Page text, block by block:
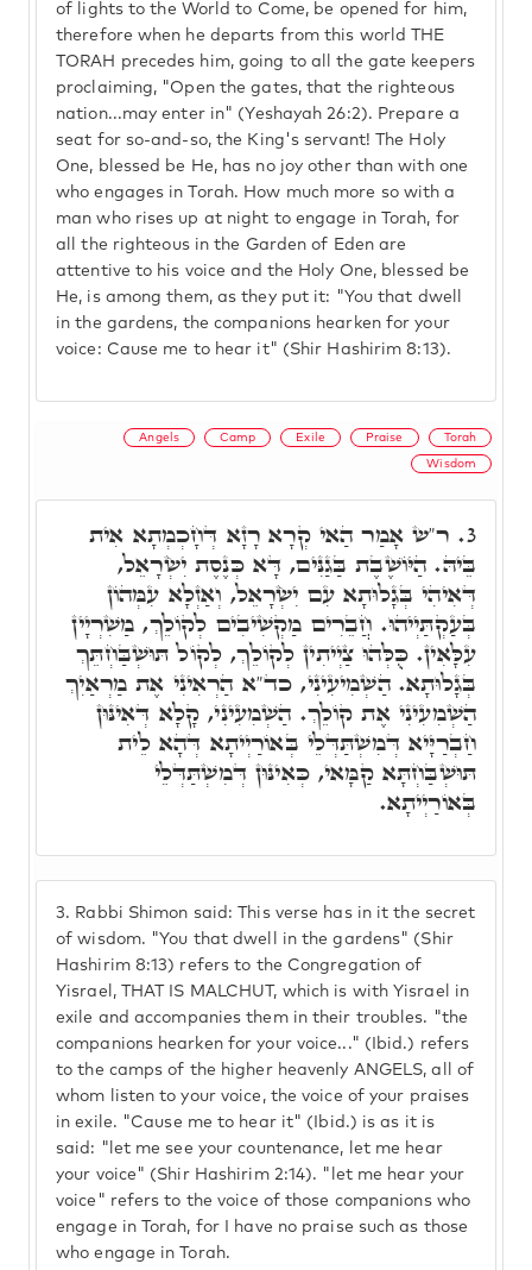
of lights to the World to Come, be opened for him,
therefore when he departs from this world THE
TORAH precedes him, going to all the gate keepers
proclaiming, "Open the gates, that the righteous
nation...may enter in" (Yeshayah 26:2). Prepare a
seat for so-and-so, the King's servant! The Holy
One, blessed be He, has no joy other than with one
who engages in Torah. How much more so with a
man who rises up at night to engage in Torah, for
all the righteous in the Garden of Eden are
attentive to his voice and the Holy One, blessed be
He, is among them, as they put it: "You that dwell
in the gardens, the companions hearken for your
voice: Cause me to hear it" (Shir Hashirim 8:13).
Angels Camp Exile Praise Torah
Wisdom
3. Rabbi Shimon said: This verse has in it the secret
of wisdom. "You that dwell in the gardens" (Shir
Hashirim 8:13) refers to the Congregation of
Yisrael, THAT IS MALCHUT, which is with Yisrael in
exile and accompanies them in their troubles. "the
companions hearken for your voice..." (Ibid.) refers
to the camps of the higher heavenly ANGELS, all of
whom listen to your voice, the voice of your praises
in exile. "Cause me to hear it" (Ibid.) is as it is
said: "let me see your countenance, let me hear
your voice" (Shir Hashirim 2:14). "let me hear your
voice" refers to the voice of those companions who
engage in Torah, for I have no praise such as those
who engage in Torah.
3. ר"ש אָמַר הַאי קְרָא רָזָא דְּחָכְמְתָא אִית
בֵּיהּ. הַיּוֹשֶׁבֶת בַּגַנִּים, דָּא כְּנֶסֶת יִשְׂרָאֵל,
דְּאִיהִי בְּגָלוּתָא עִם יִשְׂרָאֵל, וְאַזְלָא עִמְּהוֹן
בְּעַקְתַּיְיהוּ. חֲבֵרִים מַקְשִׁיבִים לְקוֹלֵךְ, מַשִׁרְיָין
עִלָּאִין. כֻּלְּהוּ צַיְיתִין לְקוֹלֵךְ, לְקוֹל תּוּשְׁבַּחְתֵּךְ
בְּגָלוּתָא. הַשְׁמִיעִינִי, כד"א הַרְאִינִי אֶת מַרְאַיִךְ
הַשְׁמִעִינִי אֶת קוֹלֵךְ. הַשְׁמִעִינִי, קָלָא דְּאִינּוּן
חַבְרַיָּיא דְּמִשְׁתַּדְּלֵי בְּאוֹרַיְיתָא דְּהָא לֵית
תּוּשְׁבַּחְתָּא קַמָּאי, כְּאִינּוּן דְּמִשְׁתַּדְּלֵי
בְּאוֹרַיְיתָא.